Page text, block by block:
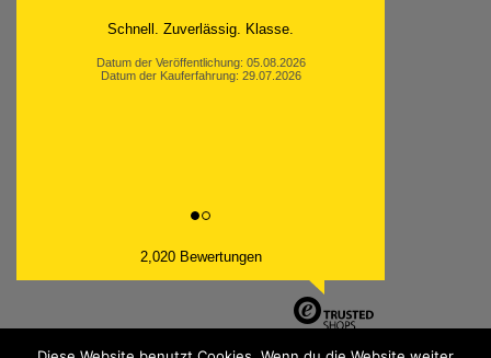
Moinsen, hat alles super geklappt. Danke ans
Datum der Veröffentlichung: 05.08.2026
2,020 Bewertungen